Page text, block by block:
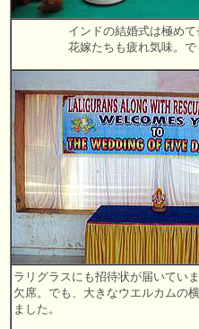
インドの結婚式は極めて
花嫁たちも疲れ気味。で
ラリグラスにも招待状が届いてい
欠席。でも、大きなウエルカムの
ました。